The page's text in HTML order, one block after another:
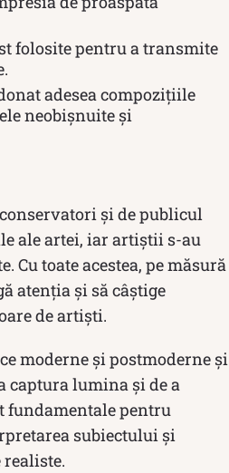
folosite pentru a transmite
adesea compozițiile
neobișnuite și
și de publicul
ale artei, iar artiștii s-au
toate acestea, pe măsură
atenția și să câștige
de artiști.
moderne și postmoderne și
captura lumina și de a
fundamentale pentru
subiectului și